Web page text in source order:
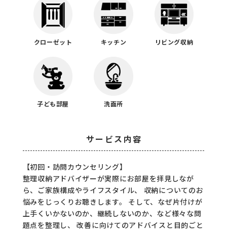
クローゼット キッチン リビング収納
子ども部屋 洗面所
サービス内容
【初回・訪問カウンセリング】
整理収納アドバイザーが実際にお部屋を拝見しなが
ら、ご家族構成やライフスタイル、
収納についてのお
悩みをじっくりお聴きします。
そして、なぜ片付けが
上手くいかないのか、継続しないのか、など様々な問
題点を整理し、
改善に向けてのアドバイスと目的ごと